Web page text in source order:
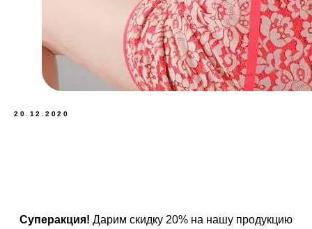
20.12.2020
Суперакция! Дарим скидку 20% на нашу продукцию